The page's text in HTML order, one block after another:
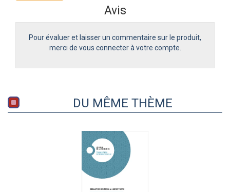
Avis
Pour évaluer et laisser un commentaire sur le produit,
merci de vous connecter à votre compte.
DU MÊME THÈME